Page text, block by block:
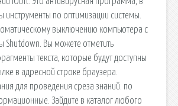
инструменты по оптимизации системы.
выключению компьютера с
Вы можете отметить
текста, которые будут доступны
в адресной строке браузера.
для проведения среза знаний. по
Зайдите в каталог любого